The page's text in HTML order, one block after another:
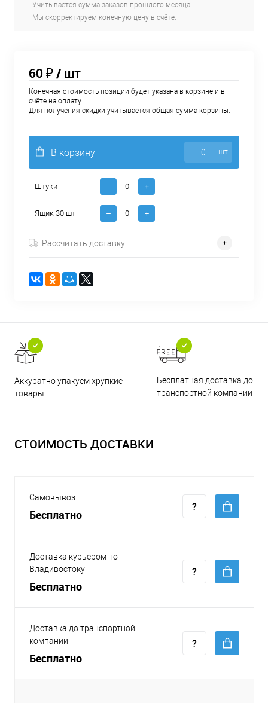
Учитывается сумма заказов прошлого месяца.
Мы скорректируем конечную цену в счёте.
60 ₽/ шт
Конечная стоимость позиции будет указана в корзине и в
счёте на оплату.
Для получения скидки учитывается общая сумма корзины.
В корзину шт
Штуки
Ящик 30 шт
Рассчитать доставку
Аккуратно упакуем хрупкие
товары
Бесплатная доставка до
транспортной компании
СТОИМОСТЬ ДОСТАВКИ
Самовывоз
Бесплатно
Доставка курьером по
Владивостоку
Бесплатно
Доставка до транспортной
компании
Бесплатно